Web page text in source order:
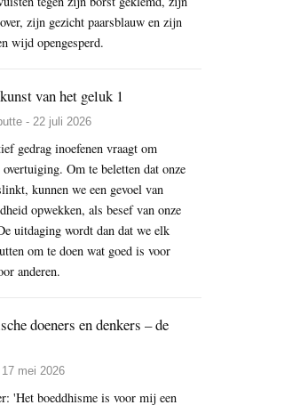
zijn gezicht paarsblauw en zijn
wijd opengesperd.
van het geluk 1
- 22 juli 2026
gedrag inoefenen vraagt om
overtuiging. Om te beletten dat onze
kunnen we een gevoel van
opwekken, als besef van onze
uitdaging wordt dan dat we elk
om te doen wat goed is voor
anderen.
doeners en denkers – de
mei 2026
'Het boeddhisme is voor mij een